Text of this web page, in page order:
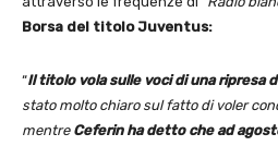
Borsa del titolo Juventus:
“Il titolo vola sulle voci di una ripresa
stato molto chiaro sul fatto di voler
mentre Ceferin ha detto che ad